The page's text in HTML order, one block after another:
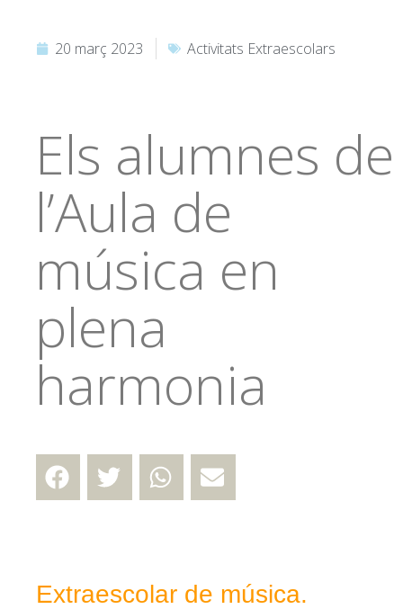
20 març 2023 Activitats Extraescolars
Els alumnes de
l’Aula de
música en
plena
harmonia
Extraescolar de música.